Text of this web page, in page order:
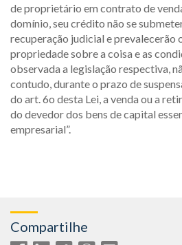
de proprietário em contrato de
domínio, seu crédito não se
recuperação judicial e prevalecerão
propriedade sobre a coisa e as
observada a legislação respectiva,
contudo, durante o prazo de
do art. 6o desta Lei, a venda ou a
do devedor dos bens de capital
empresarial”.
Compartilhe